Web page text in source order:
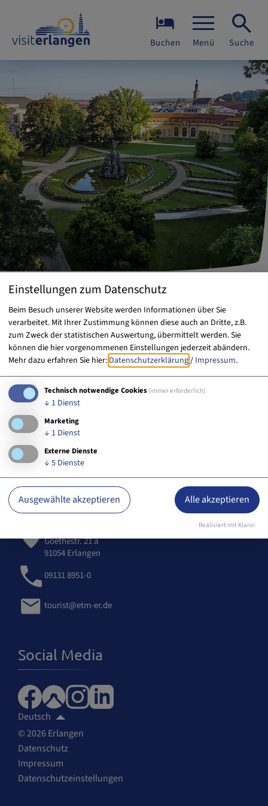
Buchen Menü Suche
33. Jahrestagung der
Deutschen Gesellschaft
der Immungenetik 2026
Tourist-Information
Goethestr. 21 a
91054 Erlangen
09131 8951-0
tourist@etm-er.de
Social Media
Deutsch
© 2026 Erlangen
Datenschutz
Impressum
Datenschutzeinstellungen
Einstellungen zum Datenschutz
Beim Besuch unserer Website werden Informationen über Sie
verarbeitet. Mit Ihrer Zustimmung können diese auch an Dritte, z.B.
zum Zweck der statistischen Auswertung, übermittelt werden. Sie
können die hier vorgenommenen Einstellungen jederzeit abändern.
Mehr dazu erfahren Sie hier: Datenschutzerklärung/ Impressum.
Technisch notwendige Cookies (immer erforderlich)
↓ 1 Dienst
Marketing
↓ 1 Dienst
Externe Dienste
↓ 5 Dienste
Ausgewählte akzeptieren Alle akzeptieren
Realisiert mit Klaro!